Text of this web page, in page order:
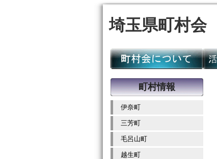
埼玉県町村会
町村情報
伊奈町
三芳町
毛呂山町
越生町